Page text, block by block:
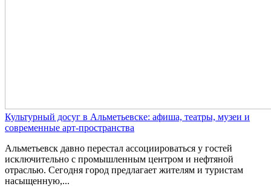
Культурный досуг в Альметьевске: афиша, театры, музеи и
современные арт-пространства
Альметьевск давно перестал ассоциироваться у гостей
исключительно с промышленным центром и нефтяной
отраслью. Сегодня город предлагает жителям и туристам
насыщенную,...